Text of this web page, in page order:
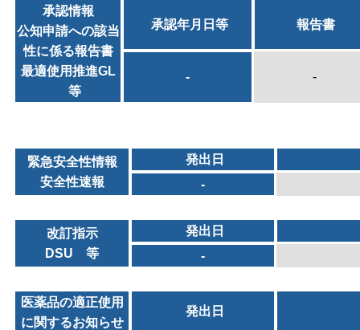
承認情報
公知申請への該当
性に係る報告書
最適使用推進GL
等
承認年月日等 報告書
- -
緊急安全性情報
安全性速報
発出日
-
改訂指示
DSU 等
発出日
-
医薬品の適正使用
に関するお知らせ
発出日